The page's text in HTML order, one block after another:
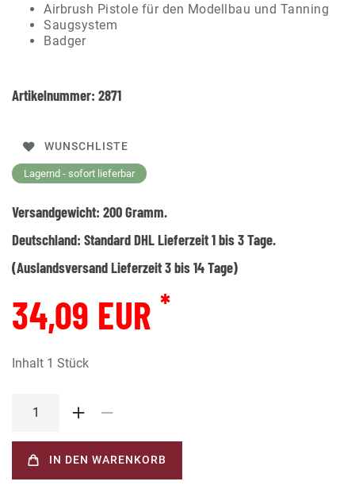
Airbrush Pistole für den Modellbau und Tanning
Saugsystem
Badger
Artikelnummer: 2871
WUNSCHLISTE
Lagernd - sofort lieferbar
Versandgewicht: 200Gramm.
Deutschland: Standard DHL Lieferzeit 1 bis 3 Tage.
(Auslandsversand Lieferzeit 3 bis 14 Tage)
34,09 EUR *
Inhalt 1 Stück
IN DEN WARENKORB